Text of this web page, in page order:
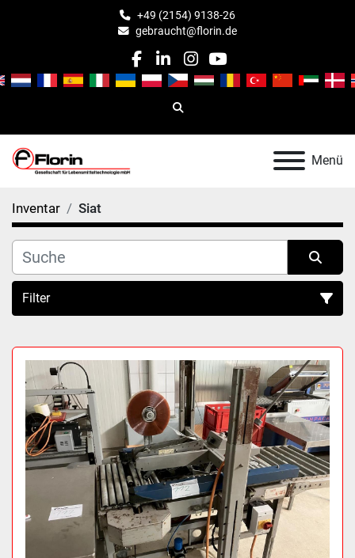
+49 (2154) 9138-26
gebraucht@florin.de
facebook
linkedin
instagram
youtube
Suche
Menü
Inventar Siat
Filter
Alle Kategorien
Sortieren nach